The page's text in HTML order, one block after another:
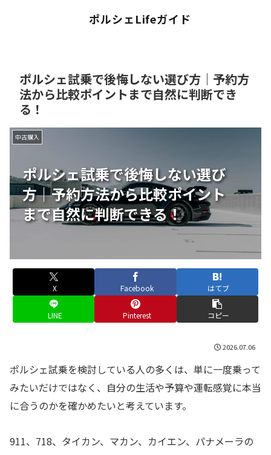
ポルシェLifeガイド
ポルシェ試乗で後悔しない選び方｜予約方
法から比較ポイントまで自然に判断でき
る！
ポルシェ試乗で後悔しない選び
方｜予約方法から比較ポイント
まで自然に判断できる！
中古購入
X Facebook はてブ
LINE Pinterest コピー
2026.07.06
ポルシェ試乗を検討している人の多くは、単に一度乗って
みたいだけではなく、自分の生活や予算や運転感覚に本当
に合うのかを確かめたいと考えています。
911、718、タイカン、マカン、カイエン、パナメーラの